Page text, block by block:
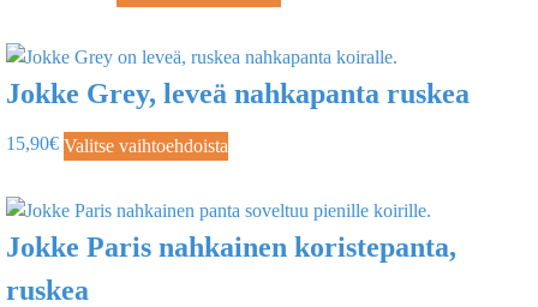
Jokke Grey, leveä nahkapanta ruskea
15,90€ Valitse vaihtoehdoista
Jokke Paris nahkainen koristepanta,
ruskea